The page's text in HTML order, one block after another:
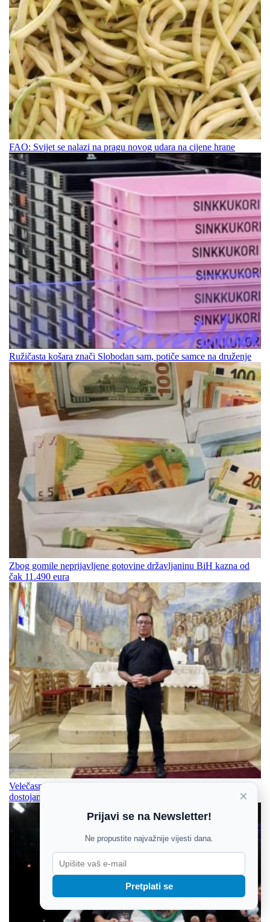
FAO: Svijet se nalazi na pragu novog udara na cijene hrane
Ružičasta košara znači Slobodan sam, potiče samce na druženje
Zbog gomile neprijavljene gotovine državljaninu BiH kazna od
čak 11.490 eura
Velečasni Stjepan Zeba, sudionik ratnih vremena: Zadržati svoje
dostojanstvo i čuvati svoje, i po cijenu života
×
Prijavi se na Newsletter!
Ne propustite najvažnije vijesti dana.
Pretplati se